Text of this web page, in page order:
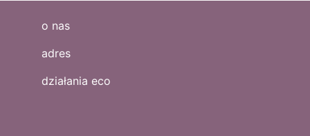
o nas
adres
działania eco